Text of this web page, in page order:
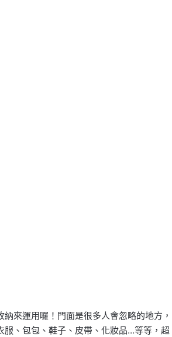
來運用囉！門面是很多人會忽略的地方，
、包包、鞋子、皮帶、化妝品…等等，超